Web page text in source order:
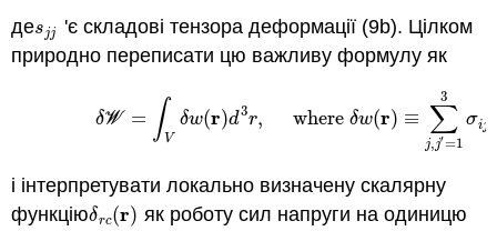
деsjj
sjj 'є складові тензора деформації (9b). Цілком
природно переписати цю важливу формулу як
δW = ∫ V
δw(r)d3r, where δw(r) ≡ ∑
j,j′=1
3
σij
δW ( ∑j,j′=
і інтерпретувати локально визначену скалярну
функціюδrc(r)
δrc(r) як роботу сил напруги на одиницю